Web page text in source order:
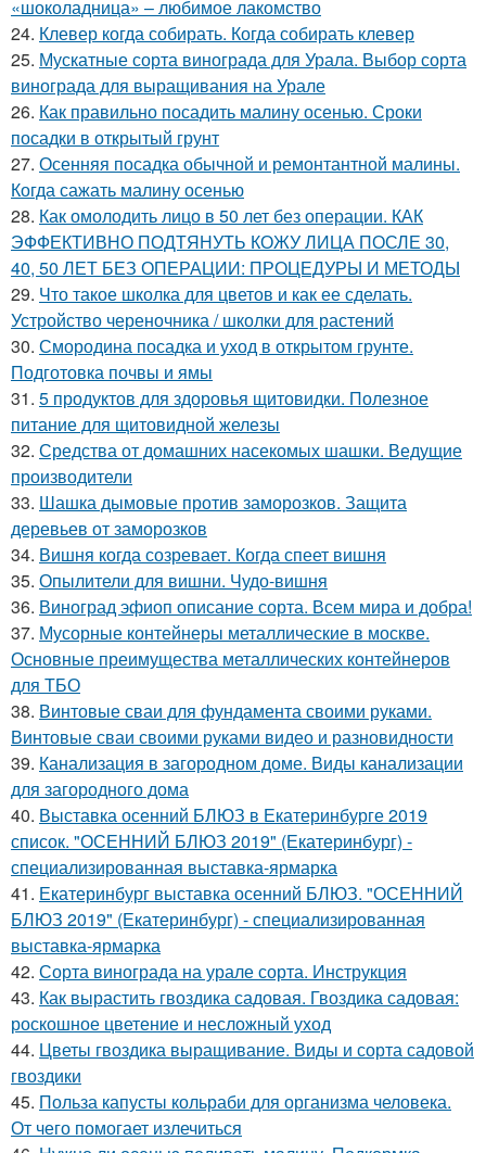
«шоколадница» – любимое лакомство
24. Клевер когда собирать. Когда собирать клевер
25. Мускатные сорта винограда для Урала. Выбор сорта
винограда для выращивания на Урале
26. Как правильно посадить малину осенью. Сроки
посадки в открытый грунт
27. Осенняя посадка обычной и ремонтантной малины.
Когда сажать малину осенью
28. Как омолодить лицо в 50 лет без операции. КАК
ЭФФЕКТИВНО ПОДТЯНУТЬ КОЖУ ЛИЦА ПОСЛЕ 30,
40, 50 ЛЕТ БЕЗ ОПЕРАЦИИ: ПРОЦЕДУРЫ И МЕТОДЫ
29. Что такое школка для цветов и как ее сделать.
Устройство череночника / школки для растений
30. Смородина посадка и уход в открытом грунте.
Подготовка почвы и ямы
31. 5 продуктов для здоровья щитовидки. Полезное
питание для щитовидной железы
32. Средства от домашних насекомых шашки. Ведущие
производители
33. Шашка дымовые против заморозков. Защита
деревьев от заморозков
34. Вишня когда созревает. Когда спеет вишня
35. Опылители для вишни. Чудо-вишня
36. Виноград эфиоп описание сорта. Всем мира и добра!
37. Мусорные контейнеры металлические в москве.
Основные преимущества металлических контейнеров
для ТБО
38. Винтовые сваи для фундамента своими руками.
Винтовые сваи своими руками видео и разновидности
39. Канализация в загородном доме. Виды канализации
для загородного дома
40. Выставка осенний БЛЮЗ в Екатеринбурге 2019
список. "ОСЕННИЙ БЛЮЗ 2019" (Екатеринбург) -
специализированная выставка-ярмарка
41. Екатеринбург выставка осенний БЛЮЗ. "ОСЕННИЙ
БЛЮЗ 2019" (Екатеринбург) - специализированная
выставка-ярмарка
42. Сорта винограда на урале сорта. Инструкция
43. Как вырастить гвоздика садовая. Гвоздика садовая:
роскошное цветение и несложный уход
44. Цветы гвоздика выращивание. Виды и сорта садовой
гвоздики
45. Польза капусты кольраби для организма человека.
От чего помогает излечиться